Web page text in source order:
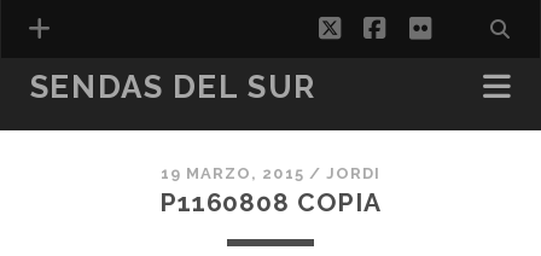
CATALÁN)
twitterfacebook
flickr
SENDAS DEL SUR
19 MARZO, 2015 / JORDI
P1160808 COPIA